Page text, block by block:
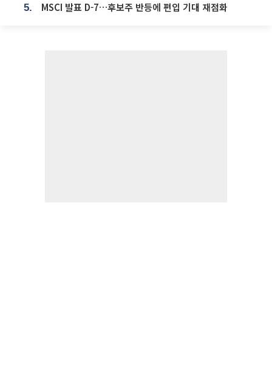
5. MSCI 발표 D-7…후보주 반등에 편입 기대 재점화